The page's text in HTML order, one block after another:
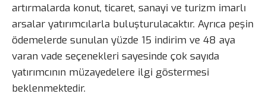
artırmalarda konut, ticaret, sanayi ve turizm imarlı
arsalar yatırımcılarla buluşturulacaktır. Ayrıca peşin
ödemelerde sunulan yüzde 15 indirim ve 48 aya
varan vade seçenekleri sayesinde çok sayıda
yatırımcının müzayedelere ilgi göstermesi
beklenmektedir.